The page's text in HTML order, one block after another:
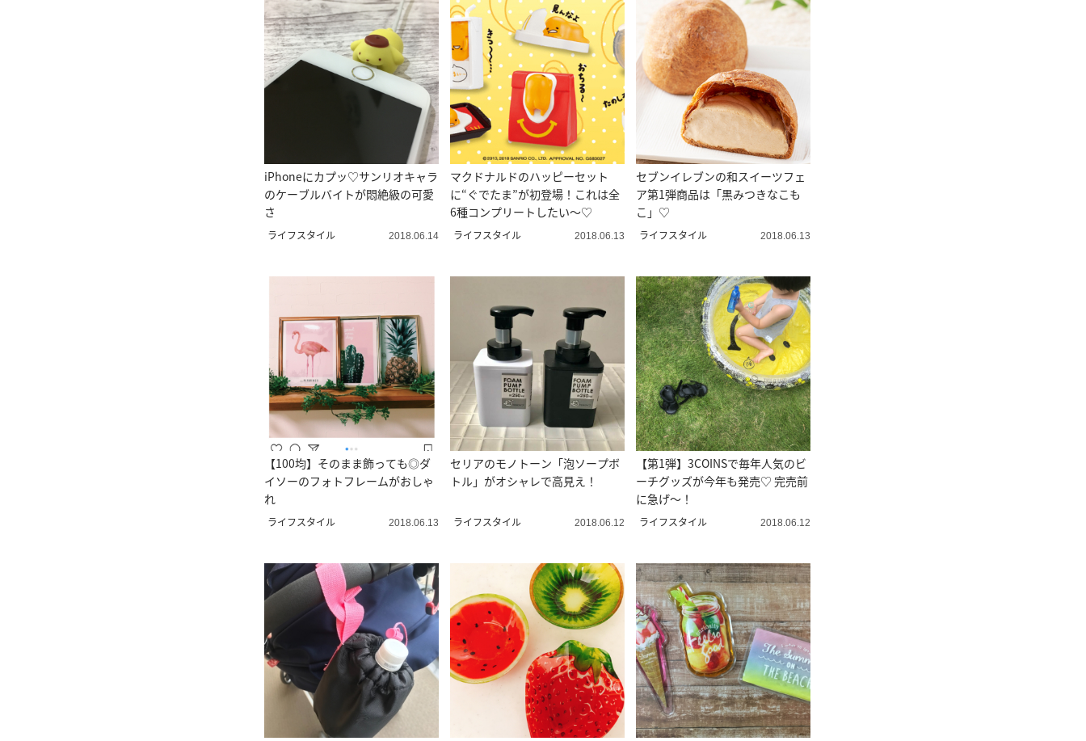
iPhoneにカプッ♡サンリオキャラ
のケーブルバイトが悶絶級の可愛
さ
ライフスタイル 2018.06.14
マクドナルドのハッピーセット
に“ぐでたま”が初登場！これは全
6種コンプリートしたい～♡
ライフスタイル 2018.06.13
セブンイレブンの和スイーツフェ
ア第1弾商品は「黒みつきなこも
こ」♡
ライフスタイル 2018.06.13
【100均】そのまま飾っても◎ダ
イソーのフォトフレームがおしゃ
れ
ライフスタイル 2018.06.13
セリアのモノトーン「泡ソープボ
トル」がオシャレで高見え！
ライフスタイル 2018.06.12
【第1弾】3COINSで毎年人気のビ
ーチグッズが今年も発売♡ 完売前
に急げ〜！
ライフスタイル 2018.06.12